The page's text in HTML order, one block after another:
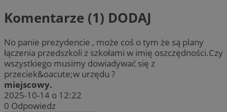
Komentarze (1) DODAJ
No panie prezydencie , może coś o tym że są plany
łączenia przedszkoli z szkołami w imię oszczędności.Czy
wszystkiego musimy dowiadywać się z
przeciek&oacute;w urzędu ?
miejscowy.
2025-10-14 o 12:22
0 Odpowiedz